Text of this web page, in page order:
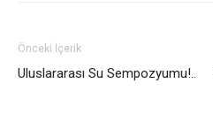
Önceki İçerik
Uluslararası Su Sempozyumu!..